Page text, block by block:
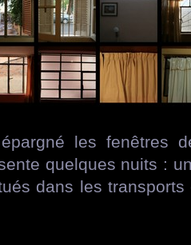
les fenêtres
quelques nuits :
dans les